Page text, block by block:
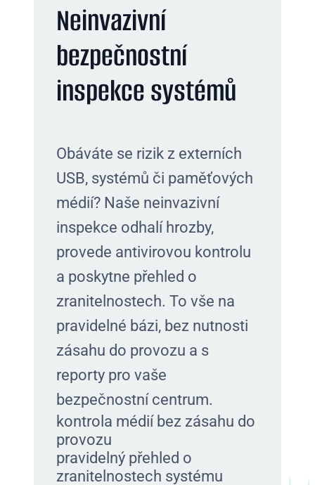
Neinvazivní
bezpečnostní
inspekce systémů
Obáváte se rizik z externích
USB, systémů či paměťových
médií? Naše neinvazivní
inspekce odhalí hrozby,
provede antivirovou kontrolu
a poskytne přehled o
zranitelnostech. To vše na
pravidelné bázi, bez nutnosti
zásahu do provozu a s
reporty pro vaše
bezpečnostní centrum.
kontrola médií bez zásahu do
provozu
pravidelný přehled o
zranitelnostech systému